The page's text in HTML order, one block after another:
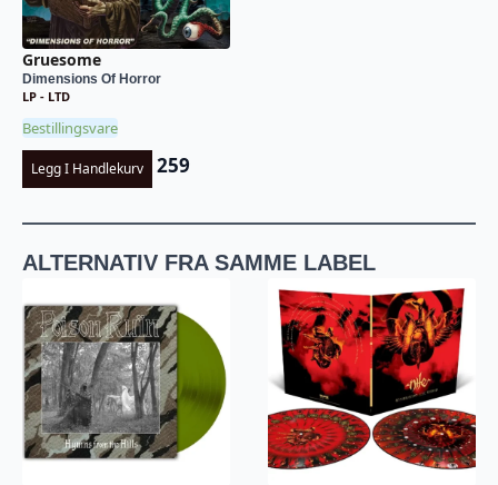
Gruesome
Dimensions Of Horror
LP - LTD
Bestillingsvare
Legg I Handlekurv 259
ALTERNATIV FRA SAMME LABEL